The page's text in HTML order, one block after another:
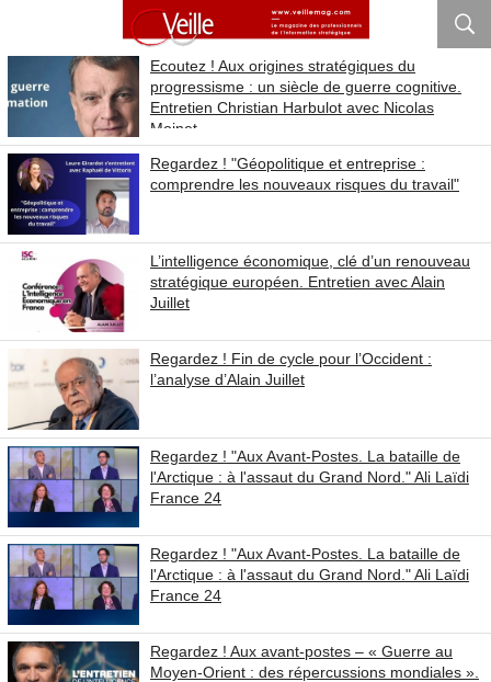
Ecoutez ! Aux origines stratégiques du
progressisme : un siècle de guerre cognitive.
Entretien Christian Harbulot avec Nicolas
Moinet
Regardez ! "Géopolitique et entreprise :
comprendre les nouveaux risques du travail"
L’intelligence économique, clé d’un renouveau
stratégique européen. Entretien avec Alain
Juillet
Regardez ! Fin de cycle pour l’Occident :
l’analyse d’Alain Juillet
Regardez ! "Aux Avant-Postes. La bataille de
l'Arctique : à l'assaut du Grand Nord." Ali Laïdi
France 24
Regardez ! "Aux Avant-Postes. La bataille de
l'Arctique : à l'assaut du Grand Nord." Ali Laïdi
France 24
Regardez ! Aux avant‑postes – « Guerre au
Moyen‑Orient : des répercussions mondiales ».